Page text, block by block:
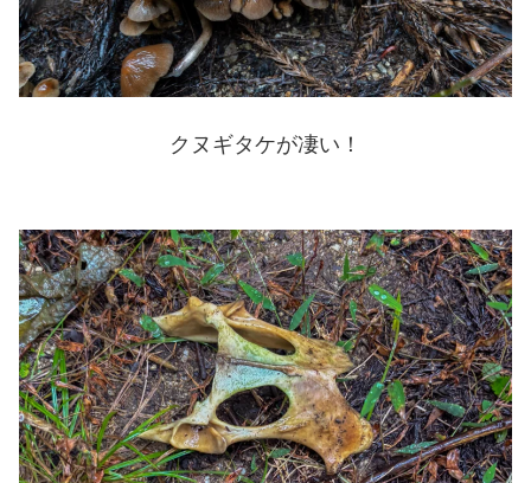
クヌギタケが凄い！